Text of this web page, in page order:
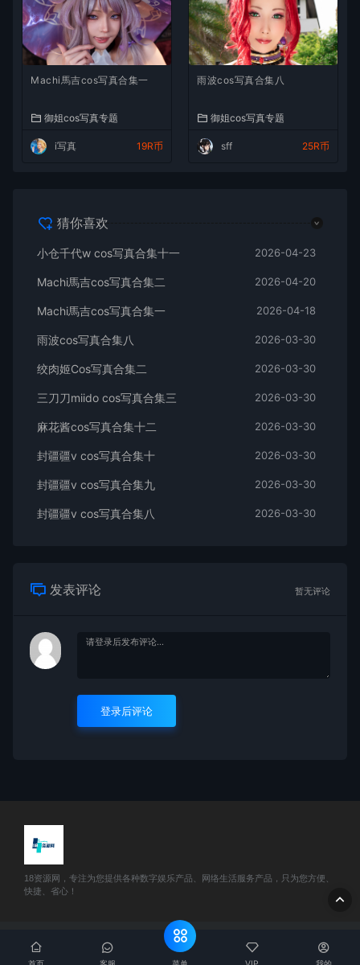
Machi馬吉cos写真合集一
御姐cos写真专题
i写真 19R币
雨波cos写真合集八
御姐cos写真专题
sff 25R币
猜你喜欢
小仓千代w cos写真合集十一 2026-04-23
Machi馬吉cos写真合集二 2026-04-20
Machi馬吉cos写真合集一 2026-04-18
雨波cos写真合集八 2026-03-30
绞肉姬Cos写真合集二 2026-03-30
三刀刀miido cos写真合集三 2026-03-30
麻花酱cos写真合集十二 2026-03-30
封疆疆v cos写真合集十 2026-03-30
封疆疆v cos写真合集九 2026-03-30
封疆疆v cos写真合集八 2026-03-30
发表评论 暂无评论
登录后评论
18资源网，专注为您提供各种数字娱乐产品、网络生活服务产品，只为您方便、
快捷、省心！
© 2025 18资源网 - www.51888w.com All rights reserved
网站地